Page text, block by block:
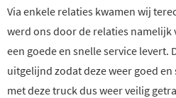
Via enkele relaties kwamen wij
werd ons door de relaties namelijk
een goede en snelle service levert.
uitgelijnd zodat deze weer goed
met deze truck dus weer veilig